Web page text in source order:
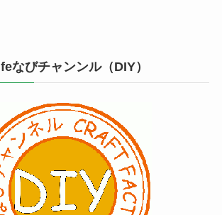
びチャンンル（DIY）